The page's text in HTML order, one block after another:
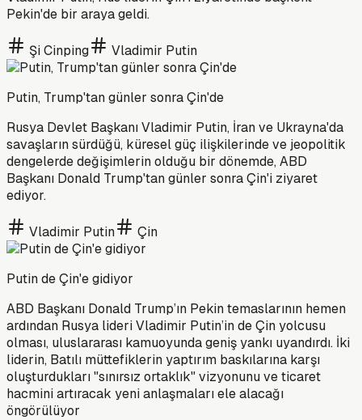
Pekin'de bir araya geldi.
Şi Cinping Vladimir Putin
Putin, Trump'tan günler sonra Çin'de
Rusya Devlet Başkanı Vladimir Putin, İran ve Ukrayna'da
savaşların sürdüğü, küresel güç ilişkilerinde ve jeopolitik
dengelerde değişimlerin olduğu bir dönemde, ABD
Başkanı Donald Trump'tan günler sonra Çin'i ziyaret
ediyor.
Vladimir Putin Çin
Putin de Çin'e gidiyor
ABD Başkanı Donald Trump’ın Pekin temaslarının hemen
ardından Rusya lideri Vladimir Putin’in de Çin yolcusu
olması, uluslararası kamuoyunda geniş yankı uyandırdı. İki
liderin, Batılı müttefiklerin yaptırım baskılarına karşı
oluşturdukları "sınırsız ortaklık" vizyonunu ve ticaret
hacmini artıracak yeni anlaşmaları ele alacağı
öngörülüyor